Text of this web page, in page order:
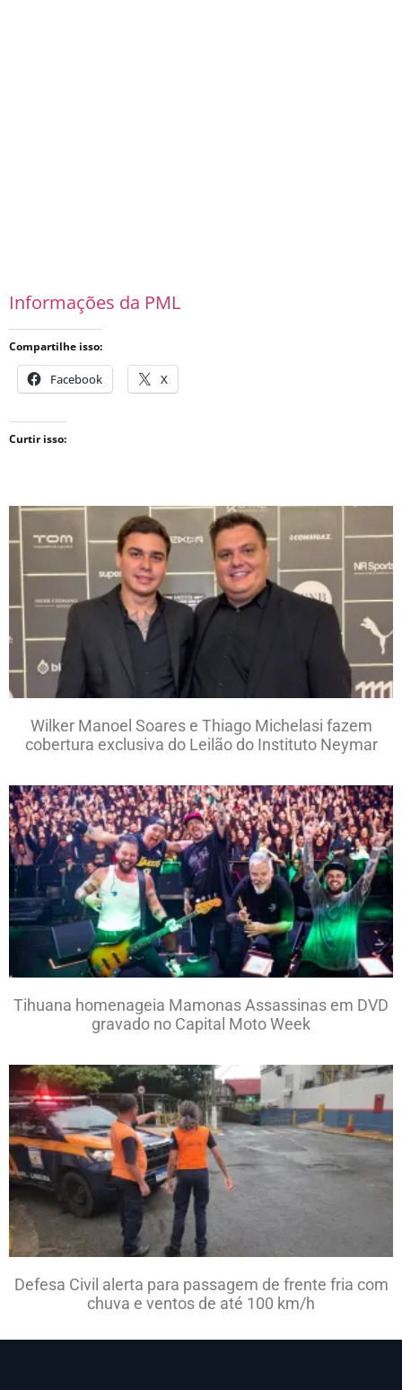
Informações da PML
Compartilhe isso:
Facebook X
Curtir isso:
Wilker Manoel Soares e Thiago Michelasi fazem
cobertura exclusiva do Leilão do Instituto Neymar
Tihuana homenageia Mamonas Assassinas em DVD
gravado no Capital Moto Week
Defesa Civil alerta para passagem de frente fria com
chuva e ventos de até 100 km/h